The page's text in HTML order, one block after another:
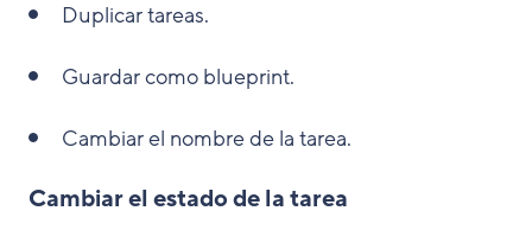
Duplicar tareas.
Guardar como blueprint.
Cambiar el nombre de la tarea.
Cambiar el estado de la tarea